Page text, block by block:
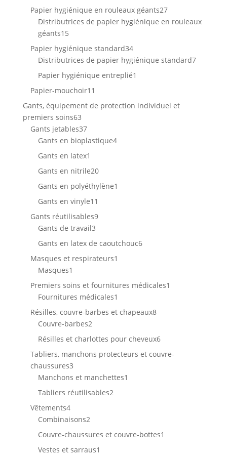
produit
Papier hygiénique en rouleaux géants2727
produits
Distributrices de papier hygiénique en rouleaux
géants1515
produits
Papier hygiénique standard3434
produits
Distributrices de papier hygiénique standard77
Papier hygiénique entreplié1
Papier-mouchoir11
produits
Gants, équipement de protection individuel et
premiers soins6363
produits
Gants jetables3737
produits
Gants en bioplastique44
Gants en latex1
produit
Gants en nitrile2020
produits
Gants en polyéthylène1
Gants en vinyle11
Gants réutilisables99
Gants de travail33
produits
Gants en latex de caoutchouc66
Masques et respirateurs1
Masques1
produit
Premiers soins et fournitures médicales1
Fournitures médicales1
produit
Résilles, couvre-barbes et chapeaux88
Couvre-barbes22
produits
Résilles et charlottes pour cheveux66
Tabliers, manchons protecteurs et couvre-
chaussures33
produits
Manchons et manchettes1
Tabliers réutilisables22
Vêtements44
produits
Combinaisons22
produits
Couvre-chaussures et couvre-bottes1
Vestes et sarraus1